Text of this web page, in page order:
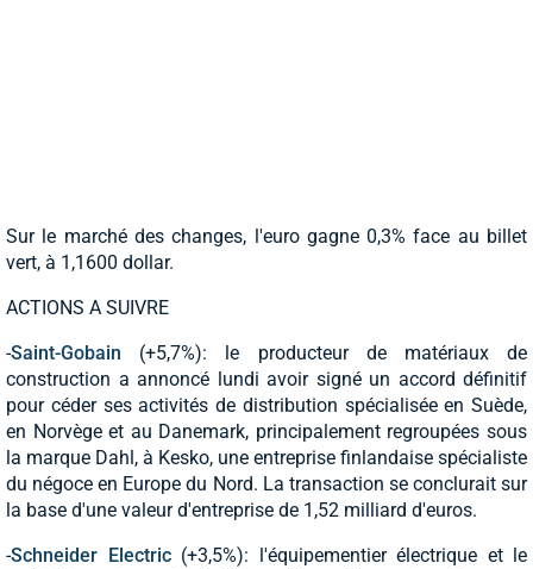
Sur le marché des changes, l'euro gagne 0,3% face au billet
vert, à 1,1600 dollar.
ACTIONS A SUIVRE
-Saint-Gobain (+5,7%): le producteur de matériaux de
construction a annoncé lundi avoir signé un accord définitif
pour céder ses activités de distribution spécialisée en Suède,
en Norvège et au Danemark, principalement regroupées sous
la marque Dahl, à Kesko, une entreprise finlandaise spécialiste
du négoce en Europe du Nord. La transaction se conclurait sur
la base d'une valeur d'entreprise de 1,52 milliard d'euros.
-Schneider Electric(+3,5%): l'équipementier électrique et le